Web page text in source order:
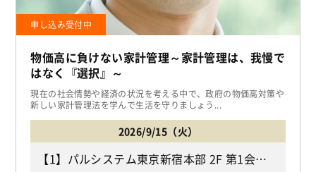
申し込み受付中
物価高に負けない家計管理～家計管理は、我慢で
はなく『選択』～
現在の社会情勢や経済の状況を考える中で、政府の物価高対策や
新しい家計管理法を学んで生活を守りましょう...
2026/9/15（火）
【1】パルシステム東京新宿本部 2F 第1会議室 （都営大江戸線・副都心線「東新宿駅」下車B3出口から徒歩3分、JR「新大久保駅」下車徒歩10分/新宿区大久保2-2-6 ラクアス東新宿） 【2】ご自宅（Zoomを使用したオンライン参加）